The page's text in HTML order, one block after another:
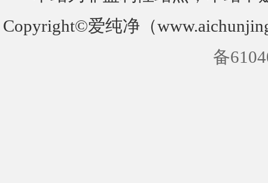
Copyright©爱纯净（
备